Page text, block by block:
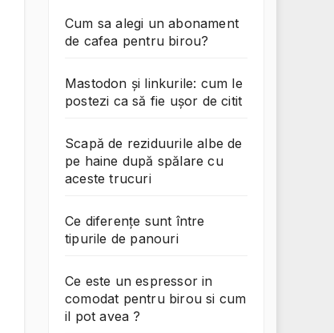
Cum sa alegi un abonament
de cafea pentru birou?
Mastodon și linkurile: cum le
postezi ca să fie ușor de citit
Scapă de reziduurile albe de
pe haine după spălare cu
aceste trucuri
Ce diferențe sunt între
tipurile de panouri
Ce este un espressor in
comodat pentru birou si cum
il pot avea ?